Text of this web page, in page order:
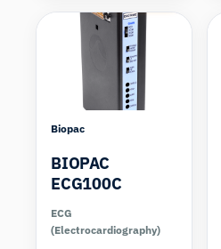
Biopac
BIOPAC
ECG100C
ECG
(Electrocardiography)